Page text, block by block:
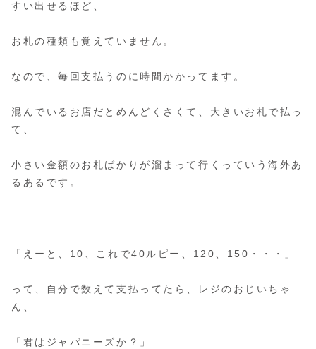
すい出せるほど、
お札の種類も覚えていません。
なので、毎回支払うのに時間かかってます。
混んでいるお店だとめんどくさくて、大きいお札で払っ
て、
小さい金額のお札ばかりが溜まって行くっていう海外あ
るあるです。
「えーと、10、これで40ルピー、120、150・・・」
って、自分で数えて支払ってたら、レジのおじいちゃ
ん、
「君はジャパニーズか？」